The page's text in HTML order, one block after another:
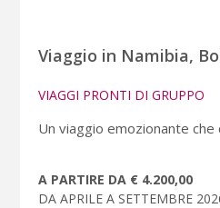
Viaggio in Namibia,
VIAGGI PRONTI DI GRUPPO
Un viaggio emozionante
A PARTIRE DA € 4.200,00
DA APRILE A SETTEMBRE